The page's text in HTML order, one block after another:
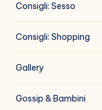
Consigli: Sesso
Consigli: Shopping
Gallery
Gossip & Bambini